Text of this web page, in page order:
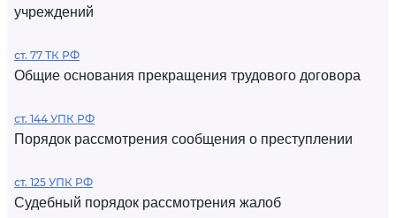
учреждений
ст. 77 ТК РФ
Общие основания прекращения трудового договора
ст. 144 УПК РФ
Порядок рассмотрения сообщения о преступлении
ст. 125 УПК РФ
Судебный порядок рассмотрения жалоб